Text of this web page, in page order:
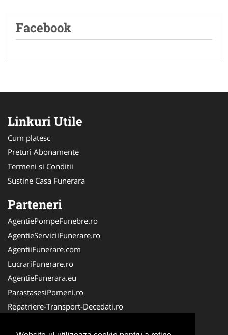
Facebook
Linkuri Utile
Cum platesc
Preturi Abonamente
Termeni si Conditii
Sustine Casa Funerara
Parteneri
AgentiePompeFunebre.ro
AgentieServiciiFunerare.ro
AgentiiFunerare.com
LucrariFunerare.ro
AgentieFunerara.eu
ParastasesiPomeni.ro
Repatriere-Transport-Decedati.ro